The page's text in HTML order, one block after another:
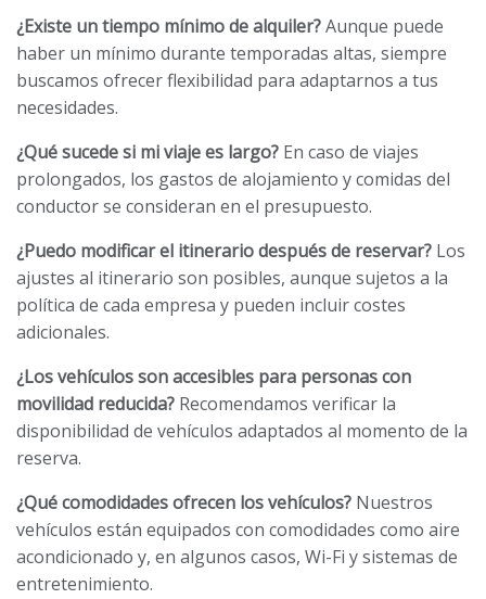
¿Existe un tiempo mínimo de alquiler?Aunque puede
haber un mínimo durante temporadas altas, siempre
buscamos ofrecer flexibilidad para adaptarnos a tus
necesidades.
¿Qué sucede si mi viaje es largo? En caso de viajes
prolongados, los gastos de alojamiento y comidas del
conductor se consideran en el presupuesto.
¿Puedo modificar el itinerario después de reservar? Los
ajustes al itinerario son posibles, aunque sujetos a la
política de cada empresa y pueden incluir costes
adicionales.
¿Los vehículos son accesibles para personas con
movilidad reducida? Recomendamos verificar la
disponibilidad de vehículos adaptados al momento de la
reserva.
¿Qué comodidades ofrecen los vehículos? Nuestros
vehículos están equipados con comodidades como aire
acondicionado y, en algunos casos, Wi-Fi y sistemas de
entretenimiento.